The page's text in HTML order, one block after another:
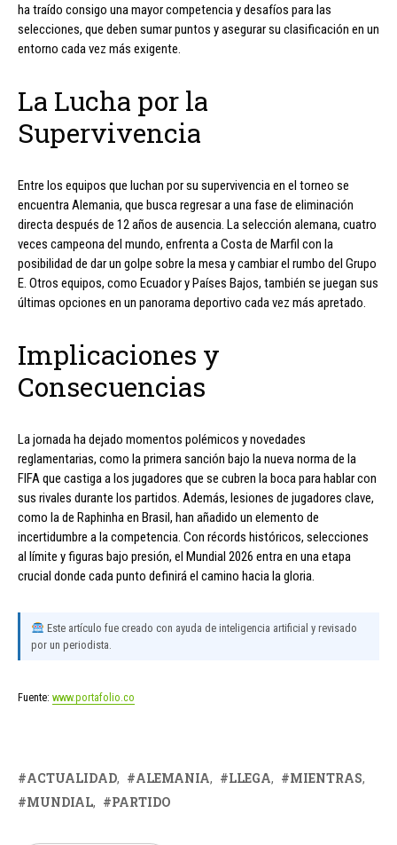
ha traído consigo una mayor competencia y desafíos para las
selecciones, que deben sumar puntos y asegurar su clasificación en un
entorno cada vez más exigente.
La Lucha por la
Supervivencia
Entre los equipos que luchan por su supervivencia en el torneo se
encuentra Alemania, que busca regresar a una fase de eliminación
directa después de 12 años de ausencia. La selección alemana, cuatro
veces campeona del mundo, enfrenta a Costa de Marfil con la
posibilidad de dar un golpe sobre la mesa y cambiar el rumbo del Grupo
E. Otros equipos, como Ecuador y Países Bajos, también se juegan sus
últimas opciones en un panorama deportivo cada vez más apretado.
Implicaciones y
Consecuencias
La jornada ha dejado momentos polémicos y novedades
reglamentarias, como la primera sanción bajo la nueva norma de la
FIFA que castiga a los jugadores que se cubren la boca para hablar con
sus rivales durante los partidos. Además, lesiones de jugadores clave,
como la de Raphinha en Brasil, han añadido un elemento de
incertidumbre a la competencia. Con récords históricos, selecciones
al límite y figuras bajo presión, el Mundial 2026 entra en una etapa
crucial donde cada punto definirá el camino hacia la gloria.
Este artículo fue creado con ayuda de inteligencia artificial y revisado
por un periodista.
Fuente: www.portafolio.co
ACTUALIDAD ALEMANIA LLEGA
MIENTRAS
MUNDIAL
PARTIDO